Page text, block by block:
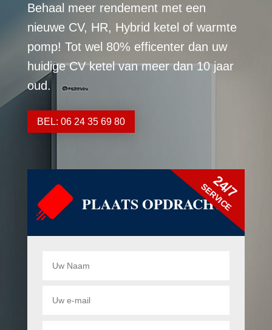
Behaal meer rendement met een
nieuwe CV, HR, Hybrid ketel of warmte
pomp! Tot wel 80% efficenter dan uw
huidige CV ketel van meer dan 10 jaar
oud.
BEL: 06 24 35 69 80
PLAATS OPDRACHT
24/7
SERVICE